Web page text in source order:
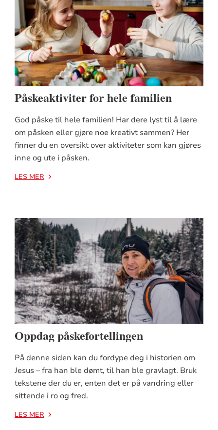
Påskeaktiviter for hele familien
God påske til hele familien! Har dere lyst til å lære
om påsken eller gjøre noe kreativt sammen? Her
finner du en oversikt over aktiviteter som kan gjøres
inne og ute i påsken.
LES MER
Oppdag påskefortellingen
På denne siden kan du fordype deg i historien om
Jesus – fra han ble dømt, til han ble gravlagt. Bruk
tekstene der du er, enten det er på vandring eller
sittende i ro og fred.
LES MER